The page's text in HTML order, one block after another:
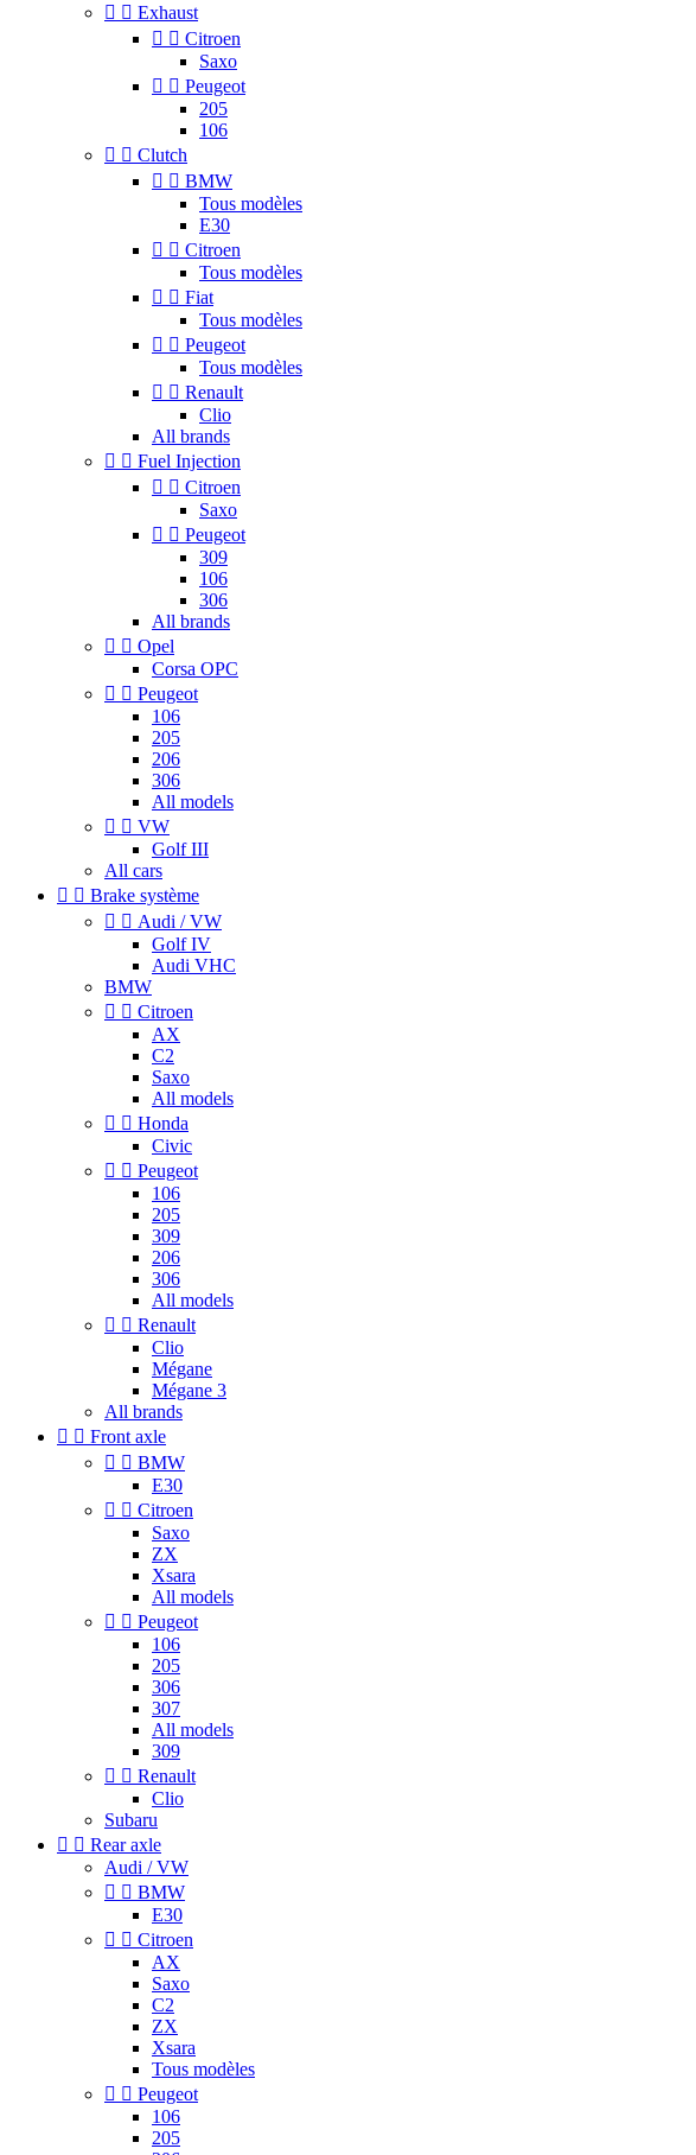
  Exhaust
  Citroen
Saxo
  Peugeot
205
106
  Clutch
  BMW
Tous modèles
E30
  Citroen
Tous modèles
  Fiat
Tous modèles
  Peugeot
Tous modèles
  Renault
Clio
All brands
  Fuel Injection
  Citroen
Saxo
  Peugeot
309
106
306
All brands
  Opel
Corsa OPC
  Peugeot
106
205
206
306
All models
  VW
Golf III
All cars
  Brake système
  Audi / VW
Golf IV
Audi VHC
BMW
  Citroen
AX
C2
Saxo
All models
  Honda
Civic
  Peugeot
106
205
309
206
306
All models
  Renault
Clio
Mégane
Mégane 3
All brands
  Front axle
  BMW
E30
  Citroen
Saxo
ZX
Xsara
All models
  Peugeot
106
205
306
307
All models
309
  Renault
Clio
Subaru
  Rear axle
Audi / VW
  BMW
E30
  Citroen
AX
Saxo
C2
ZX
Xsara
Tous modèles
  Peugeot
106
205